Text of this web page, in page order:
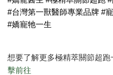
#台灣第一獸醫師專業品牌 #
#嬌寵牠一生
想要了解更多極精萃關節超跑
擊前往